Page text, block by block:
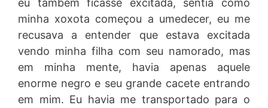
eu também ficasse excitada, sentia como
minha xoxota começou a umedecer, eu me
recusava a entender que estava excitada
vendo minha filha com seu namorado, mas
em minha mente, havia apenas aquele
enorme negro e seu grande cacete entrando
em mim. Eu havia me transportado para o